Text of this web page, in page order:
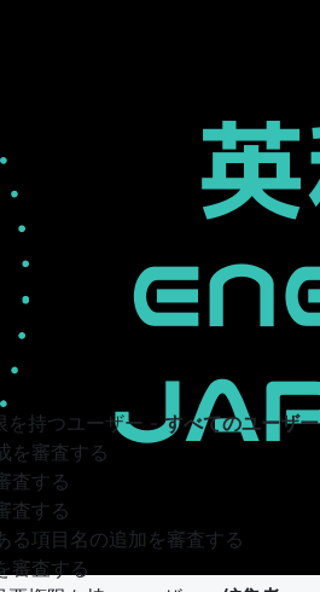
を持つユーザー -すべてのユーザー
を審査する
査する
査する
る項目名の追加を審査する
審査する